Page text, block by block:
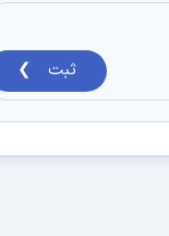
ثبت ❯